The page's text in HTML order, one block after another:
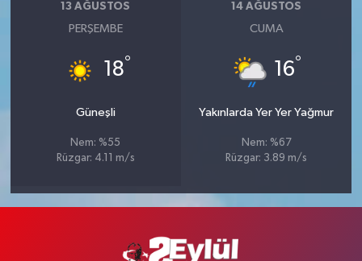
13 AĞUSTOS
PERŞEMBE
18°
Güneşli
Nem: %55
Rüzgar: 4.11 m/s
14 AĞUSTOS
CUMA
16°
Yakınlarda Yer Yer Yağmur
Nem: %67
Rüzgar: 3.89 m/s